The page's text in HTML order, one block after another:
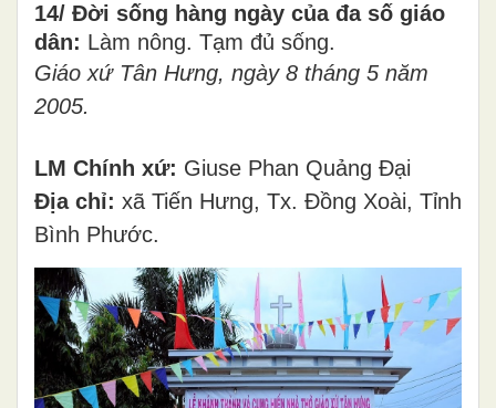
14/ Đời sống hàng ngày của đa số giáo
dân: Làm nông. Tạm đủ sống.
Giáo xứ Tân Hưng, ngày 8 tháng 5 năm
2005.
LM Chính xứ: Giuse Phan Quảng Đại
Địa chỉ: xã Tiến Hưng, Tx. Đồng Xoài, Tỉnh
Bình Phước.